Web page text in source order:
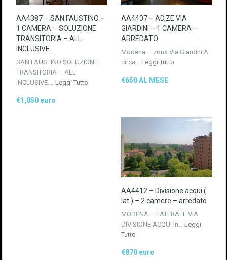
AA4387 – SAN FAUSTINO –
1 CAMERA – SOLUZIONE
TRANSITORIA – ALL
INCLUSIVE
SAN FAUSTINO SOLUZIONE
TRANSITORIA – ALL
INCLUSIVE.… Leggi Tutto
€1,050 euro
AA4407 – AD,ZE VIA
GIARDINI – 1 CAMERA –
ARREDATO
Modena – zona Via Giardini A
circa… Leggi Tutto
€650 AL MESE
AA4412 – Divisione acqui (
lat.) – 2 camere – arredato
MODENA – LATERALE VIA
DIVISIONE ACQUI In… Leggi
Tutto
€870 euro